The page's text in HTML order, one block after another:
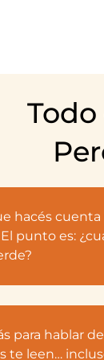
Todo
hacés cuenta
punto es:
para hablar
te leen…